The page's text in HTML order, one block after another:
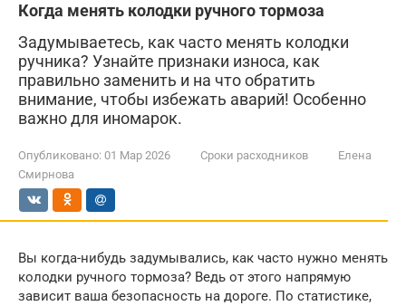
Когда менять колодки ручного тормоза
Задумываетесь, как часто менять колодки
ручника? Узнайте признаки износа, как
правильно заменить и на что обратить
внимание, чтобы избежать аварий! Особенно
важно для иномарок.
Опубликовано: 01 Мар 2026 Сроки расходников
Елена
Смирнова
Вы когда-нибудь задумывались, как часто нужно менять
колодки ручного тормоза? Ведь от этого напрямую
зависит ваша безопасность на дороге. По статистике,